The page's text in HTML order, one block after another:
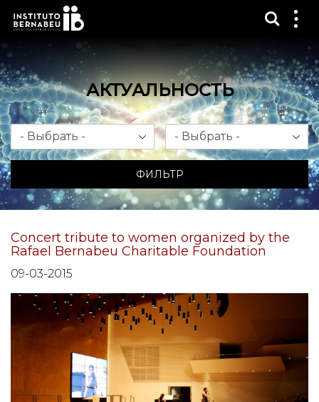
АКТУАЛЬНОСТЬ
Месяц Год
ФИЛЬТР
Concert tribute to women organized by the
Rafael Bernabeu Charitable Foundation
09-03-2015